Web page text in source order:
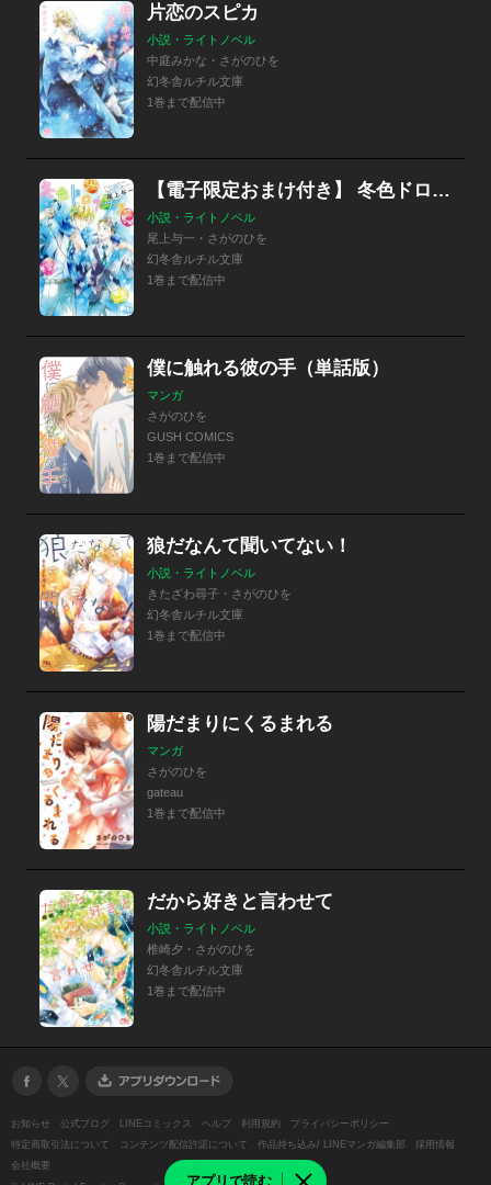
アプリで読む
片恋のスピカ
小説・ライトノベル
中庭みかな・さがのひを
幻冬舎ルチル文庫
1巻まで配信中
【電子限定おまけ付き】 冬色ドロップス
小説・ライトノベル
尾上与一・さがのひを
幻冬舎ルチル文庫
1巻まで配信中
僕に触れる彼の手（単話版）
マンガ
さがのひを
GUSH COMICS
1巻まで配信中
狼だなんて聞いてない！
小説・ライトノベル
きたざわ尋子・さがのひを
幻冬舎ルチル文庫
1巻まで配信中
陽だまりにくるまれる
マンガ
さがのひを
gateau
1巻まで配信中
だから好きと言わせて
小説・ライトノベル
椎崎夕・さがのひを
幻冬舎ルチル文庫
1巻まで配信中
お知らせ 公式ブログ LINEコミックス ヘルプ 利用規約
プライバシーポリシー
特定商取引法について
コンテンツ配信許諾について 作品持ち込み/ LINEマンガ編集部
採用情報
会社概要